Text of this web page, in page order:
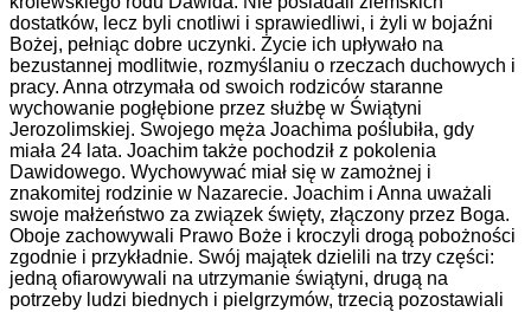
dostatków, lecz byli cnotliwi i sprawiedliwi, i żyli w bojaźni
Bożej, pełniąc dobre uczynki. Życie ich upływało na
bezustannej modlitwie, rozmyślaniu o rzeczach duchowych i
pracy. Anna otrzymała od swoich rodziców staranne
wychowanie pogłębione przez służbę w Świątyni
Jerozolimskiej. Swojego męża Joachima poślubiła, gdy
miała 24 lata. Joachim także pochodził z pokolenia
Dawidowego. Wychowywać miał się w zamożnej i
znakomitej rodzinie w Nazarecie. Joachim i Anna uważali
swoje małżeństwo za związek święty, złączony przez Boga.
Oboje zachowywali Prawo Boże i kroczyli drogą pobożności
zgodnie i przykładnie. Swój majątek dzielili na trzy części:
jedną ofiarowywali na utrzymanie świątyni, drugą na
potrzeby ludzi biednych i pielgrzymów, trzecią pozostawiali